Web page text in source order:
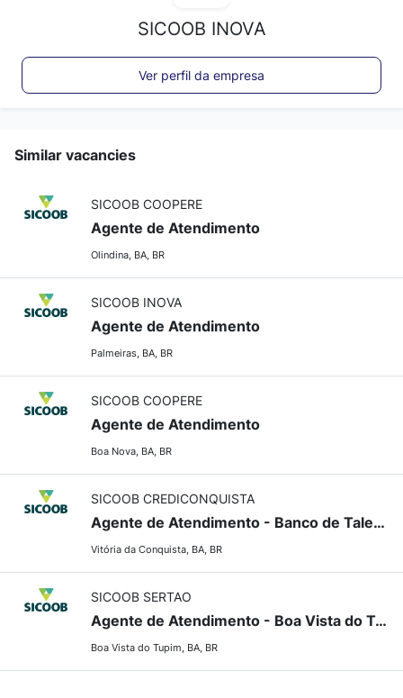
SICOOB INOVA
Ver perfil da empresa
Similar vacancies
SICOOB COOPERE
Agente de Atendimento
Olindina, BA, BR
SICOOB INOVA
Agente de Atendimento
Palmeiras, BA, BR
SICOOB COOPERE
Agente de Atendimento
Boa Nova, BA, BR
SICOOB CREDICONQUISTA
Agente de Atendimento - Banco de Talentos
Vitória da Conquista, BA, BR
SICOOB SERTAO
Agente de Atendimento - Boa Vista do Tupim
Boa Vista do Tupim, BA, BR